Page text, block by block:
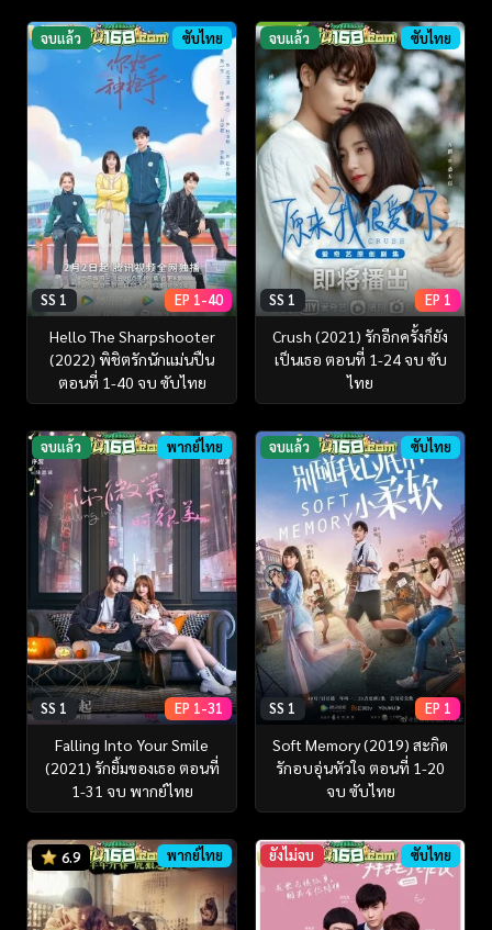
จบแล้ว ซับไทย
SS 1 EP 1-40
Hello The Sharpshooter
(2022) พิชิตรักนักแม่นปืน
ตอนที่ 1-40 จบ ซับไทย
จบแล้ว ซับไทย
SS 1 EP 1
Crush (2021) รักอีกครั้งก็ยัง
เป็นเธอ ตอนที่ 1-24 จบ ซับ
ไทย
จบแล้ว พากย์ไทย
SS 1 EP 1-31
Falling Into Your Smile
(2021) รักยิ้มของเธอ ตอนที่
1-31 จบ พากย์ไทย
จบแล้ว ซับไทย
SS 1 EP 1
Soft Memory (2019) สะกิด
รักอบอุ่นหัวใจ ตอนที่ 1-20
จบ ซับไทย
6.9 พากย์ไทย ยังไม่จบ ซับไทย